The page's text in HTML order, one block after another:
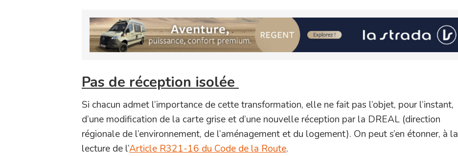
Pas de réception isolée
Si chacun admet l’importance de cette transformation, elle ne fait pas l’objet, pour l’instant,
d’une modification de la carte grise et d’une nouvelle réception par la DREAL (direction
régionale de l’environnement, de l’aménagement et du logement). On peut s’en étonner, à la
lecture de l’Article R321-16 du Code de la Route.